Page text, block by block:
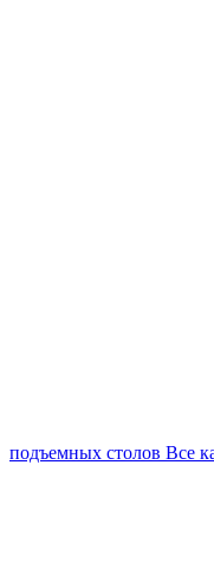
подъемных столов Все